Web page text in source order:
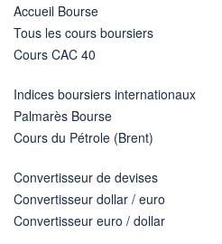
Accueil Bourse
Tous les cours boursiers
Cours CAC 40
Indices boursiers internationaux
Palmarès Bourse
Cours du Pétrole (Brent)
Convertisseur de devises
Convertisseur dollar / euro
Convertisseur euro / dollar